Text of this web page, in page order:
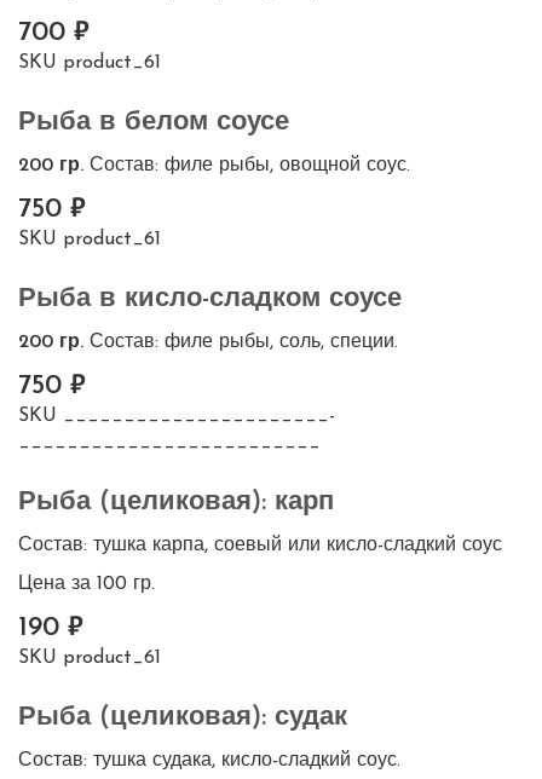
700
SKU product_61
Рыба в белом соусе
200 гр. Состав: филе рыбы, овощной соус.
750
SKU product_61
Рыба в кисло-сладком соусе
200 гр. Состав: филе рыбы, соль, специи.
750
SKU ______________________-
_________________________
Рыба (целиковая): карп
Состав: тушка карпа, соевый или кисло-сладкий соус
Цена за 100 гр.
190
SKU product_61
Рыба (целиковая): судак
Состав: тушка судака, кисло-сладкий соус.